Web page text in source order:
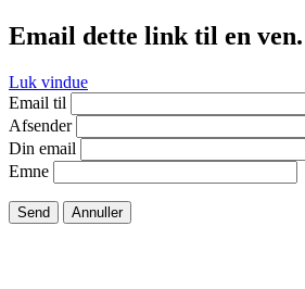
Email dette link til en ven.
Luk vindue
Email til
Afsender
Din email
Emne
Send Annuller